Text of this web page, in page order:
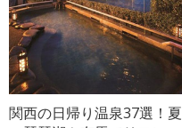
関西の日帰り温泉37選！夏